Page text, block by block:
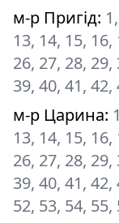
м-р Пригід:
13, 14, 15,
26, 27, 28, 29,
39, 40, 41, 42,
м-р Царина:
13, 14, 15,
26, 27, 28, 29,
39, 40, 41, 42,
52, 53, 54,